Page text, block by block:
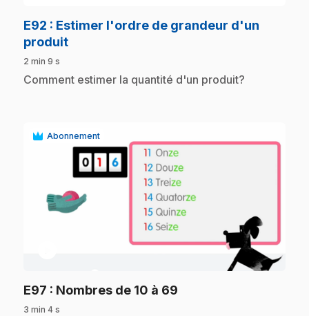
E92 : Estimer l'ordre de grandeur d'un
produit.
2 min 9 s
.Comment estimer la quantité d'un produit?
Abonnement
E97 : Nombres de 10 à 69
3 min 4 s